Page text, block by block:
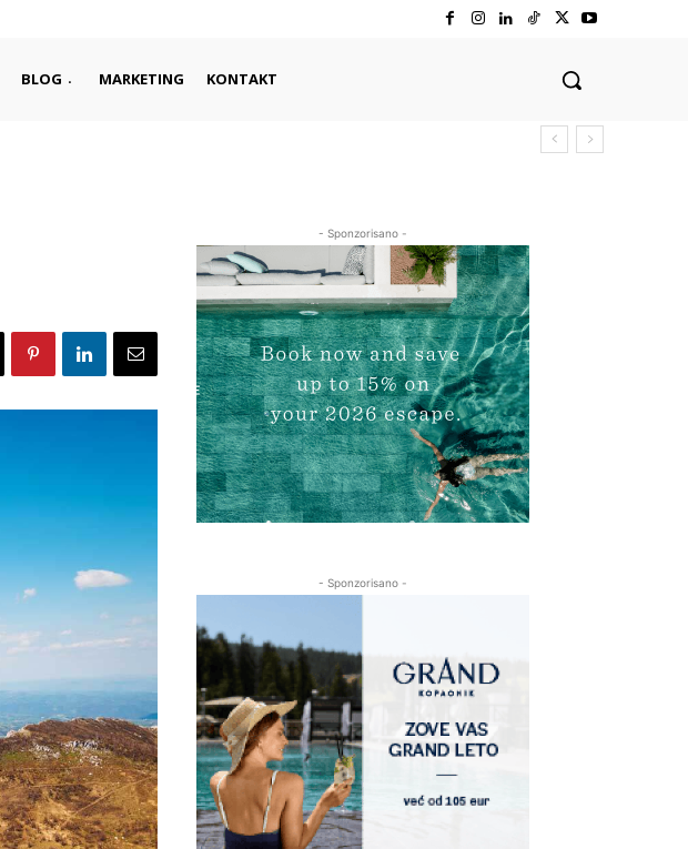
BLOG MARKETING KONTAKT
- Sponzorisano -
- Sponzorisano -